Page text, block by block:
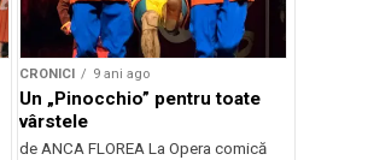
CRONICI 9 ani ago
Un „Pinocchio” pentru toate
vârstele
de ANCA FLOREA La Opera comică